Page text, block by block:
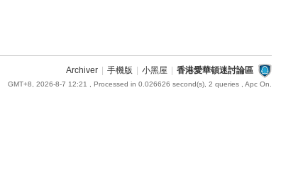
Archiver 手機版 小黑屋 香港愛華頓迷討論區
GMT+8, 2026-8-7 12:21 , Processed in 0.026626 second(s), 2 queries , Apc On.